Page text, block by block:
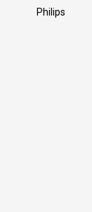
Philips